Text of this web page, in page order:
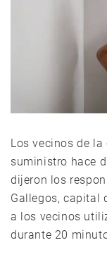
Los vecinos de
suministro hace
dijeron los
Gallegos, capital
a los vecinos
durante 20